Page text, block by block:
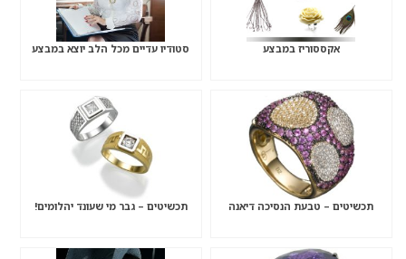
אקססוריז במבצע סטודיו עדיים מכל הלב יוצא במבצע
תכשיטים – טבעת הנסיכה דיאנה תכשיטים – גבר מי שעונד יהלומים!